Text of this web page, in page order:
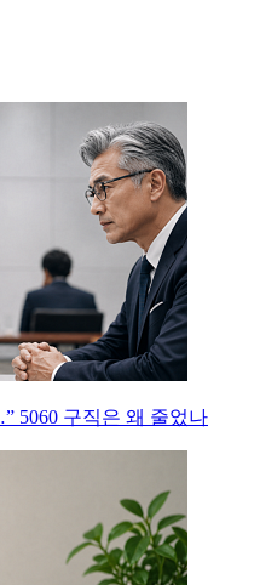
5060 구직은 왜 줄었나